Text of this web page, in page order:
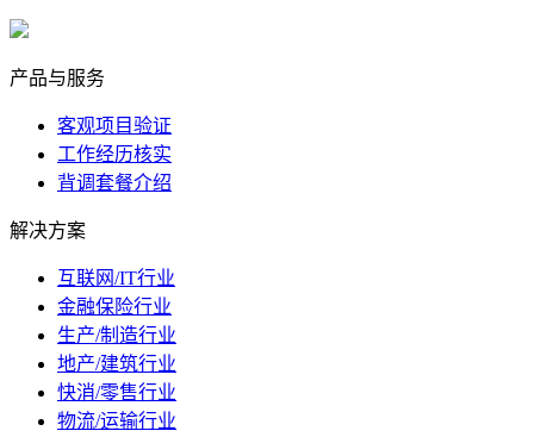
产品与服务
客观项目验证
工作经历核实
背调套餐介绍
解决方案
互联网/IT行业
金融保险行业
生产/制造行业
地产/建筑行业
快消/零售行业
物流/运输行业